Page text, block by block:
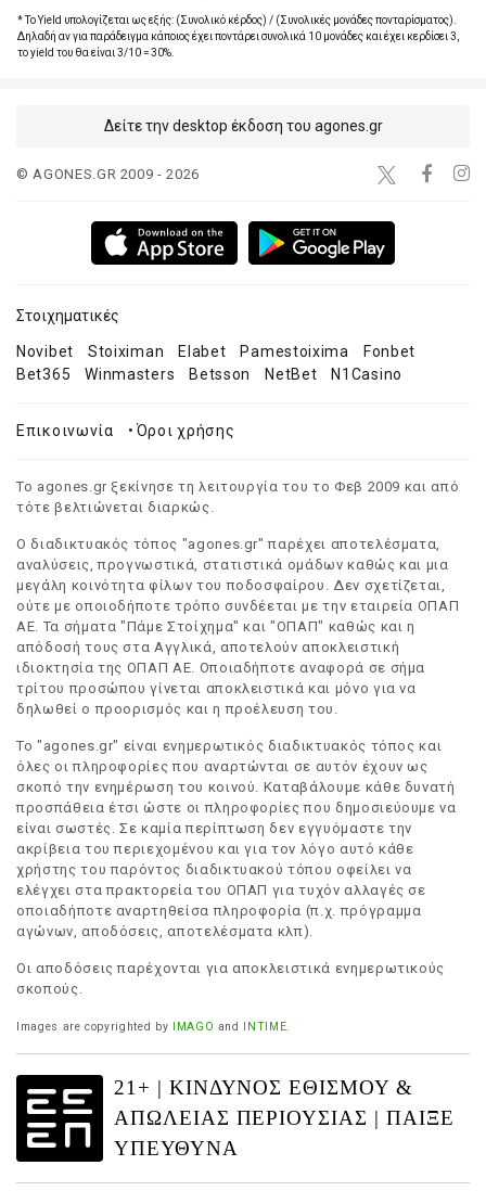
* Το Yield υπολογίζεται ως εξής: (Συνολικό κέρδος) / (Συνολικές μονάδες πονταρίσματος).
Δηλαδή αν για παράδειγμα κάποιος έχει ποντάρει συνολικά 10 μονάδες και έχει κερδίσει 3,
το yield του θα είναι 3/10 = 30%.
Δείτε την desktop έκδοση του agones.gr
© AGONES.GR 2009 - 2026
Στοιχηματικές
Novibet Stoiximan Elabet Pamestoixima
Fonbet
Bet365
Winmasters Betsson NetBet N1Casino
Επικοινωνία •Όροι χρήσης
Το agones.gr ξεκίνησε τη λειτουργία του το Φεβ 2009 και από
τότε βελτιώνεται διαρκώς.
Ο διαδικτυακός τόπος "agones.gr" παρέχει αποτελέσματα,
αναλύσεις, προγνωστικά, στατιστικά ομάδων καθώς και μια
μεγάλη κοινότητα φίλων του ποδοσφαίρου. Δεν σχετίζεται,
ούτε με οποιοδήποτε τρόπο συνδέεται με την εταιρεία ΟΠΑΠ
ΑΕ. Τα σήματα "Πάμε Στοίχημα" και "ΟΠΑΠ" καθώς και η
απόδοσή τους στα Αγγλικά, αποτελούν αποκλειστική
ιδιοκτησία της ΟΠΑΠ ΑΕ. Οποιαδήποτε αναφορά σε σήμα
τρίτου προσώπου γίνεται αποκλειστικά και μόνο για να
δηλωθεί ο προορισμός και η προέλευση του.
Το "agones.gr" είναι ενημερωτικός διαδικτυακός τόπος και
όλες οι πληροφορίες που αναρτώνται σε αυτόν έχουν ως
σκοπό την ενημέρωση του κοινού. Καταβάλουμε κάθε δυνατή
προσπάθεια έτσι ώστε οι πληροφορίες που δημοσιεύουμε να
είναι σωστές. Σε καμία περίπτωση δεν εγγυόμαστε την
ακρίβεια του περιεχομένου και για τον λόγο αυτό κάθε
χρήστης του παρόντος διαδικτυακού τόπου οφείλει να
ελέγχει στα πρακτορεία του ΟΠΑΠ για τυχόν αλλαγές σε
οποιαδήποτε αναρτηθείσα πληροφορία (π.χ. πρόγραμμα
αγώνων, αποδόσεις, αποτελέσματα κλπ).
Οι αποδόσεις παρέχονται για αποκλειστικά ενημερωτικούς
σκοπούς.
Images are copyrighted by IMAGO and INTIME.
21+ | ΚΙΝΔΥΝΟΣ ΕΘΙΣΜΟΥ &
ΑΠΩΛΕΙΑΣ ΠΕΡΙΟΥΣΙΑΣ | ΠΑΙΞΕ
ΥΠΕΥΘΥΝΑ